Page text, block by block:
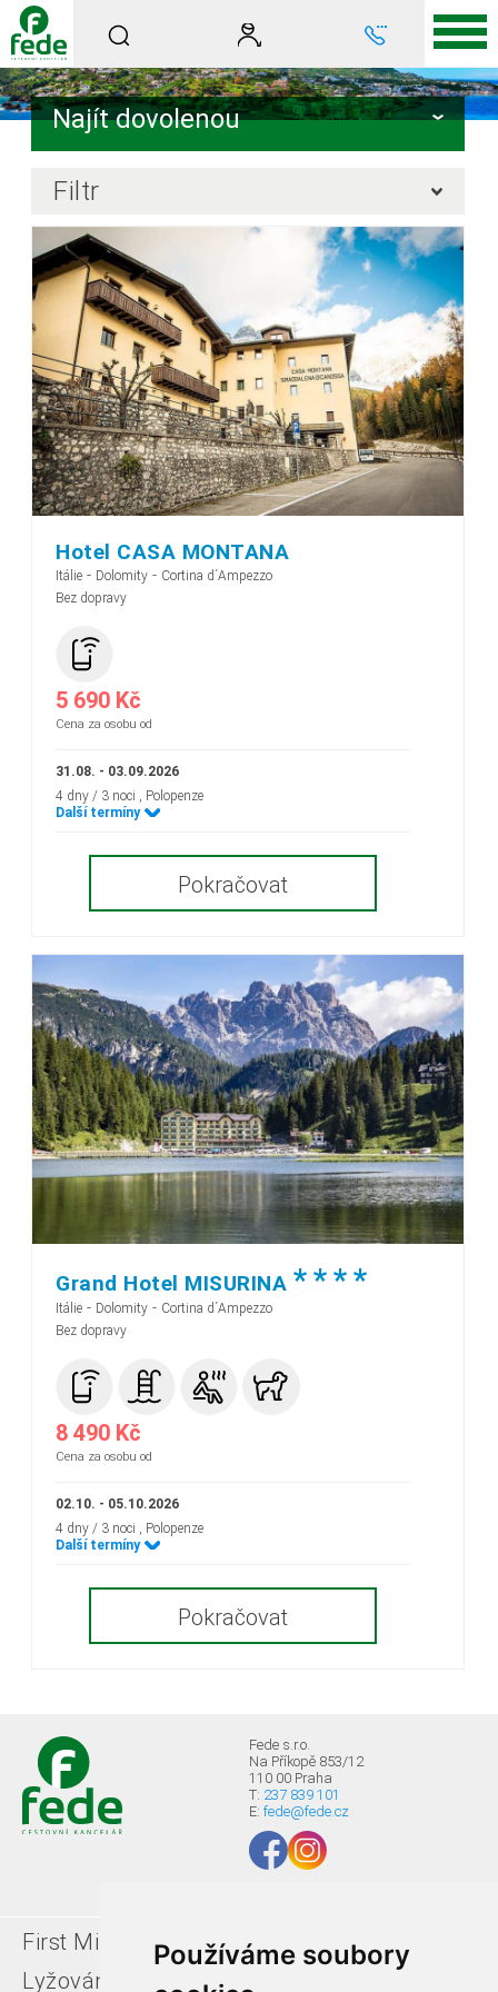
Používáme soubory
Najít dovolenou
Filtr
Hotel CASA MONTANA
Itálie - Dolomity - Cortina d´Ampezzo
Bez dopravy
5 690 Kč
Cena za osobu od
31.08. - 03.09.2026
4 dny / 3 noci , Polopenze
Další termíny
Pokračovat
Grand Hotel MISURINA ****
Itálie - Dolomity - Cortina d´Ampezzo
Bez dopravy
8 490 Kč
Cena za osobu od
02.10. - 05.10.2026
4 dny / 3 noci , Polopenze
Další termíny
Pokračovat
Fede s.r.o.
Na Příkopě 853/12
110 00 Praha
T: 237 839 101
E: fede@fede.cz
First Minute
Last minute
Lyžování v Itálii